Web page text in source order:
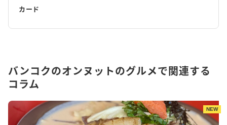
カード
バンコクのオンヌットのグルメで関連する
コラム
NEW